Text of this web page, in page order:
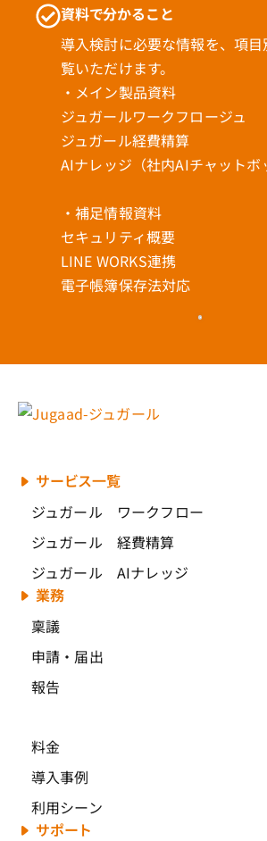
資料で分かること
導入検討に必要な情報を、項
覧いただけます。
・メイン製品資料
ジュガールワークフロージュ
ジュガール経費精算
AIナレッジ（社内AIチャットボ
・補足情報資料
セキュリティ概要
LINE WORKS連携
電子帳簿保存法対応
サービス一覧
ジュガール ワークフロー
ジュガール 経費精算
ジュガール AIナレッジ
業務
稟議
申請・届出
報告
料金
導入事例
利用シーン
サポート